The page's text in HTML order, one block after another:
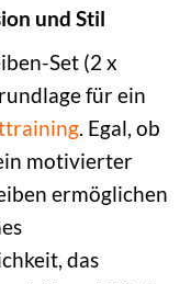
und Stil
Set (2 x
für ein
. Egal, ob
motivierter
ermöglichen
das